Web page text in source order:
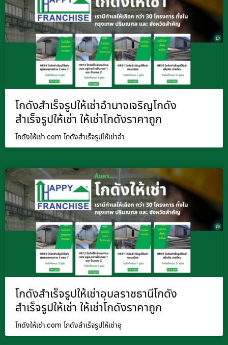
โกดังสำเร็จรูปให้เช่าอำนาจเจริญโกดัง
สำเร็จรูปให้เช่า ให้เช่าโกดังราคาถูก
โกดังให้เช่า.com โกดังสำเร็จรูปให้เช่าอำ
โกดังสำเร็จรูปให้เช่าอุบลราชธานีโกดัง
สำเร็จรูปให้เช่า ให้เช่าโกดังราคาถูก
โกดังให้เช่า.com โกดังสำเร็จรูปให้เช่าอุ